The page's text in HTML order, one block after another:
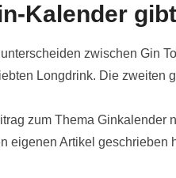
Kalender
zwischen Gin
Longdrink. Die zweiten
zum Thema Ginkalender
eigenen Artikel geschrieben